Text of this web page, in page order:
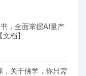
，全面掌握AI量产
档】
，关于佛学，你只需